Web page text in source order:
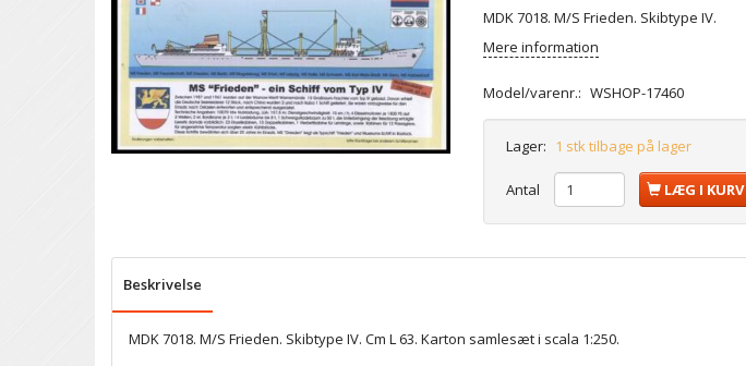
MDK 7018. M/S Frieden. Skibtype IV.
Mere information
Model/varenr.: WSHOP-17460
Lager: 1 stk tilbage på lager
Antal LÆG I KURV
Beskrivelse
MDK 7018. M/S Frieden. Skibtype IV. Cm L 63. Karton samlesæt i scala 1:250.